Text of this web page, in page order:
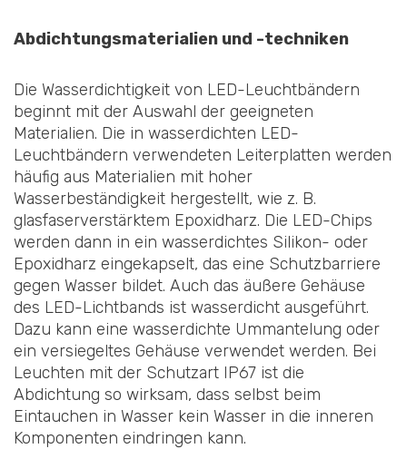
Abdichtungsmaterialien und -techniken
Die Wasserdichtigkeit von LED-Leuchtbändern
beginnt mit der Auswahl der geeigneten
Materialien. Die in wasserdichten LED-
Leuchtbändern verwendeten Leiterplatten werden
häufig aus Materialien mit hoher
Wasserbeständigkeit hergestellt, wie z. B.
glasfaserverstärktem Epoxidharz. Die LED-Chips
werden dann in ein wasserdichtes Silikon- oder
Epoxidharz eingekapselt, das eine Schutzbarriere
gegen Wasser bildet. Auch das äußere Gehäuse
des LED-Lichtbands ist wasserdicht ausgeführt.
Dazu kann eine wasserdichte Ummantelung oder
ein versiegeltes Gehäuse verwendet werden. Bei
Leuchten mit der Schutzart IP67 ist die
Abdichtung so wirksam, dass selbst beim
Eintauchen in Wasser kein Wasser in die inneren
Komponenten eindringen kann.